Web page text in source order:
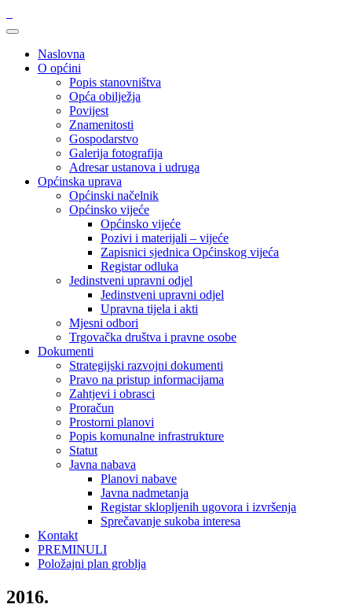
Naslovna
O općini
Popis stanovništva
Opća obilježja
Povijest
Znamenitosti
Gospodarstvo
Galerija fotografija
Adresar ustanova i udruga
Općinska uprava
Općinski načelnik
Općinsko vijeće
Općinsko vijeće
Pozivi i materijali – vijeće
Zapisnici sjednica Općinskog vijeća
Registar odluka
Jedinstveni upravni odjel
Jedinstveni upravni odjel
Upravna tijela i akti
Mjesni odbori
Trgovačka društva i pravne osobe
Dokumenti
Strategijski razvojni dokumenti
Pravo na pristup informacijama
Zahtjevi i obrasci
Proračun
Prostorni planovi
Popis komunalne infrastrukture
Statut
Javna nabava
Planovi nabave
Javna nadmetanja
Registar sklopljenih ugovora i izvršenja
Sprečavanje sukoba interesa
Kontakt
PREMINULI
Položajni plan groblja
2016.